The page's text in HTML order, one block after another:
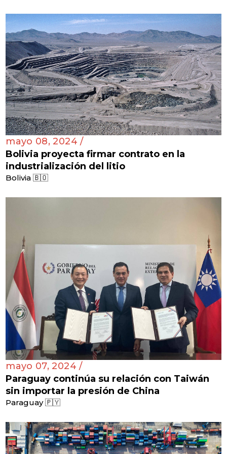
mayo 08, 2024 /
Bolivia proyecta firmar contrato en la
industrialización del litio
Bolivia 🇧🇴
mayo 07, 2024 /
Paraguay continúa su relación con Taiwán
sin importar la presión de China
Paraguay 🇵🇾